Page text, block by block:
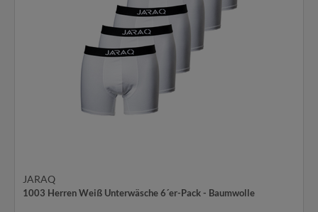
JARAQ
1003 Herren Weiß Unterwäsche 6´er-Pack - Baumwolle